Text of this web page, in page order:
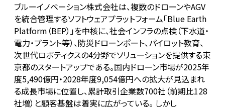
ブルーイノベーション株式会社は、複数のドローンやAGV
を統合管理するソフトウェアプラットフォーム「Blue Earth
Platform（BEP）」を中核に、社会インフラの点検（下水道・
電力・プラント等）、防災ドローンポート、パイロット教育、
次世代ロボティクスの4分野でソリューションを提供する東
京都のスタートアップである。国内ドローン市場が2025年
度5,490億円・2028年度9,054億円への拡大が見込まれ
る成長市場に位置し、累計取引企業数700社（前期比128
社増）と顧客基盤は着実に広がっている。 しかし